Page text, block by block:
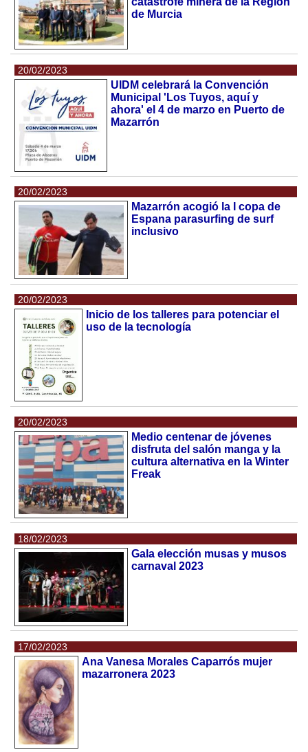
de Murcia
20/02/2023
UIDM celebrará la Convención
Municipal 'Los Tuyos, aquí y
ahora' el 4 de marzo en Puerto de
Mazarrón
20/02/2023
Mazarrón acogió la I copa de
Espana parasurfing de surf
inclusivo
20/02/2023
Inicio de los talleres para potenciar el
uso de la tecnología
20/02/2023
Medio centenar de jóvenes
disfruta del salón manga y la
cultura alternativa en la Winter
Freak
18/02/2023
Gala elección musas y musos
carnaval 2023
17/02/2023
Ana Vanesa Morales Caparrós mujer
mazarronera 2023